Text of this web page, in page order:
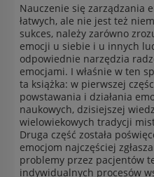
Nauczenie się zarządzania
łatwych, ale nie jest też
sukces, należy zarówno
emocji u siebie i u innych
odpowiednie narzędzia
emocjami. I właśnie w ten
ta książka: w pierwszej
powstawania i działania
naukowych, dzisiejszej
wielowiekowych tradycji
Druga część została
emocjom najczęściej
problemy przez pacjentów
indywidualnych procesów